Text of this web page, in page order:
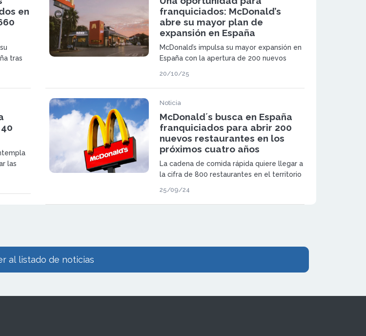
en
tras
franquiciados: McDonald’s
abre su mayor plan de
expansión en España
McDonald’s impulsa su mayor expansión en
España con la apertura de 200 nuevos
busca nuevos franquiciados que deseen
unirse a su red.
20/10/25
las
Noticia
McDonald´s busca en España
franquiciados para abrir 200
nuevos restaurantes en los
próximos cuatro años
La cadena de comida rápida quiere llegar a
la cifra de 800 restaurantes en el territorio
25/09/24
al listado de noticias